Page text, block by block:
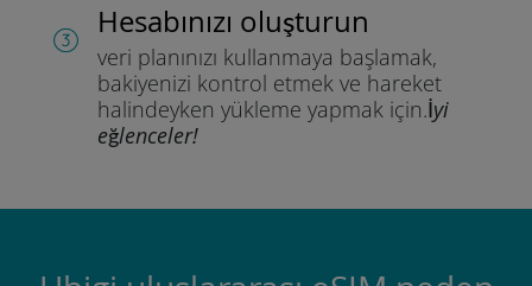
Hesabınızı oluşturun
veri planınızı kullanmaya başlamak,
bakiyenizi kontrol etmek ve hareket
halindeyken yükleme yapmak için.İyi
eğlenceler!